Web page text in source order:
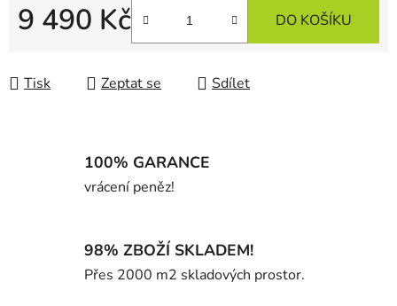
9 490 Kč DO KOŠÍKU
Tisk Zeptat se Sdílet
100% GARANCE
vrácení peněz!
98% ZBOŽÍ SKLADEM!
Přes 2000 m2 skladových prostor.